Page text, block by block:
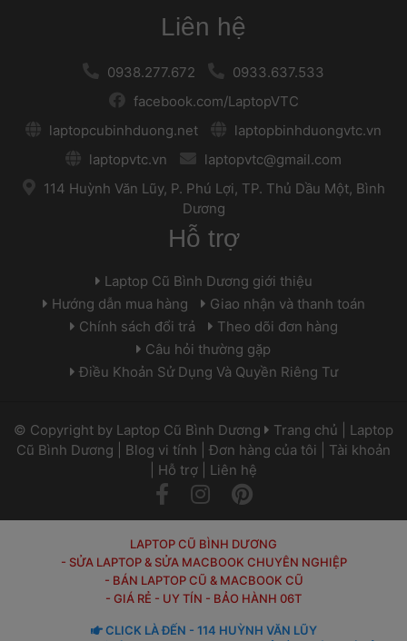
Liên hệ
0938.277.672
0933.637.533
facebook.com/LaptopVTC
laptopcubinhduong.net
laptopbinhduongvtc.vn
laptopvtc.vn
laptopvtc@gmail.com
114 Huỳnh Văn Lũy, P. Phú Lợi, TP. Thủ Dầu Một, Bình
Dương
Hỗ trợ
Laptop Cũ Bình Dương giới thiệu
Hướng dẫn mua hàng
Giao nhận và thanh toán
Chính sách đổi trả
Theo dõi đơn hàng
Câu hỏi thường gặp
Điều Khoản Sử Dụng Và Quyền Riêng Tư
© Copyright by Laptop Cũ Bình Dương Trang chủ
Laptop
Cũ Bình Dương
Blog vi tính Đơn hàng của tôi
Tài khoản
Hỗ trợ
Liên hệ
LAPTOP CŨ BÌNH DƯƠNG
- SỬA LAPTOP & SỬA MACBOOK CHUYÊN NGHIỆP
- BÁN LAPTOP CŨ & MACBOOK CŨ
- GIÁ RẺ - UY TÍN - BẢO HÀNH 06T
CLICK LÀ ĐẾN - 114 HUỲNH VĂN LŨY